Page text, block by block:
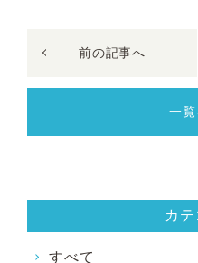
前の記事へ
一覧
カ
すべて